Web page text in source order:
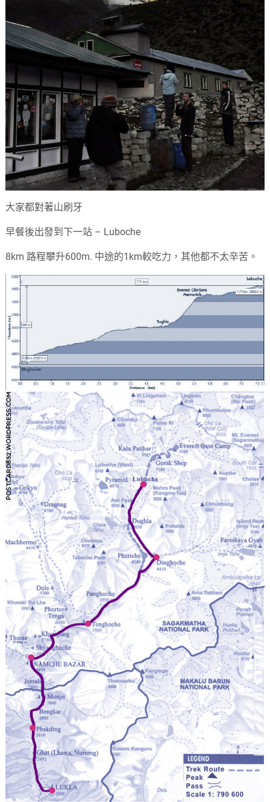
大家都對著山刷牙
早餐後出發到下一站 – Luboche
8km 路程攀升600m. 中途的1km較吃力，其他都不太辛苦。